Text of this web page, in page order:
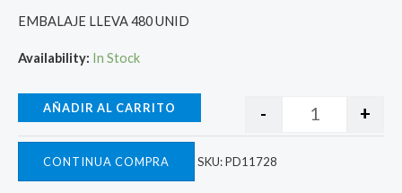
EMBALAJE LLEVA 480 UNID
Availability: In Stock
- +
AÑADIR AL CARRITO
CONTINUA COMPRA SKU:PD11728